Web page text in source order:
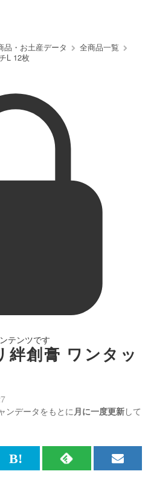
品・お土産データ
全商品一覧
L 12枚
テンツです
絆創膏 ワンタッ
ンデータをもとに月に一度更新して
は
RSS
メ